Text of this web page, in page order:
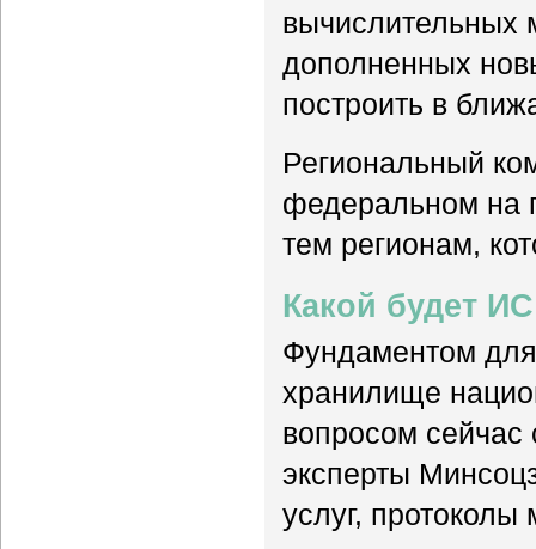
вычислительных
дополненных
построить в
Региональный
федеральном на
тем регионам,
Какой будет
Фундаментом
хранилище
вопросом
эксперты
услуг, протоколы